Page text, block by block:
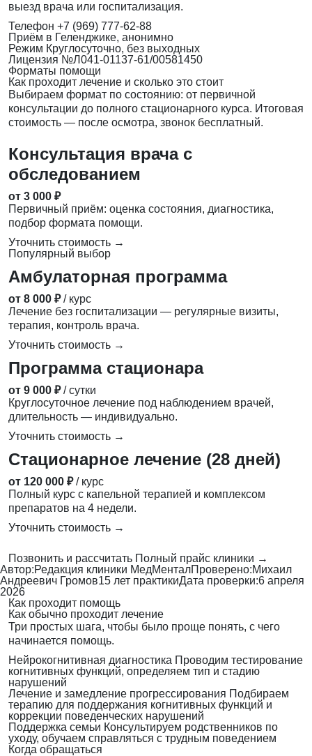
выезд врача или госпитализация.
Телефон +7 (969) 777-62-88
Приём в Геленджике, анонимно
Режим Круглосуточно, без выходных
Лицензия №Л041-01137-61/00581450
Форматы помощи
Как проходит лечение и сколько это стоит
Выбираем формат по состоянию: от первичной
консультации до полного стационарного курса. Итоговая
стоимость — после осмотра, звонок бесплатный.
Консультация врача с
обследованием
от 3 000 ₽
Первичный приём: оценка состояния, диагностика,
подбор формата помощи.
Уточнить стоимость →
Популярный выбор
Амбулаторная программа
от 8 000 ₽ / курс
Лечение без госпитализации — регулярные визиты,
терапия, контроль врача.
Уточнить стоимость →
Программа стационара
от 9 000 ₽ / сутки
Круглосуточное лечение под наблюдением врачей,
длительность — индивидуально.
Уточнить стоимость →
Стационарное лечение (28 дней)
от 120 000 ₽ / курс
Полный курс с капельной терапией и комплексом
препаратов на 4 недели.
Уточнить стоимость →
Позвонить и рассчитать Полный прайс клиники →
Автор:Редакция клиники МедМенталПроверено:Михаил
Андреевич Громов15 лет практикиДата проверки:6 апреля
2026
Как проходит помощь
Как обычно проходит лечение
Три простых шага, чтобы было проще понять, с чего
начинается помощь.
Нейрокогнитивная диагностика Проводим тестирование
когнитивных функций, определяем тип и стадию
нарушений
Лечение и замедление прогрессирования Подбираем
терапию для поддержания когнитивных функций и
коррекции поведенческих нарушений
Поддержка семьи Консультируем родственников по
уходу, обучаем справляться с трудным поведением
Когда обращаться